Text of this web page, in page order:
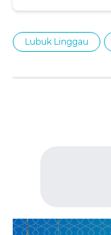
Lubuk Linggau